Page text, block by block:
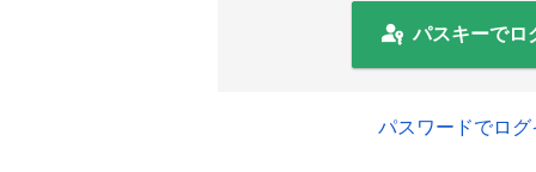
パスキーでロ
パスワードでログ